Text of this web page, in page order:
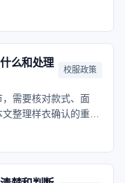
助家长按流程核对问
么和处理
校服政策
需要核对款式、面
整理样衣确认的重点
家长按流程核对问